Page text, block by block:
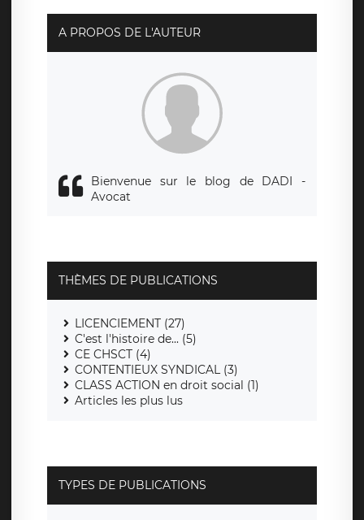
rue Léopold Sédar Senghor, joignable à l’adresse mail :
responsabledetraitement@legavox.fr. Vous avez
également le droit d’introduire une réclamation auprès
d’une autorité de contrôle.
A PROPOS DE L'AUTEUR
Bienvenue sur le blog de DADI -
Avocat
THÈMES DE PUBLICATIONS
LICENCIEMENT (27)
C'est l'histoire de... (5)
CE CHSCT (4)
CONTENTIEUX SYNDICAL (3)
CLASS ACTION en droit social (1)
Articles les plus lus
TYPES DE PUBLICATIONS